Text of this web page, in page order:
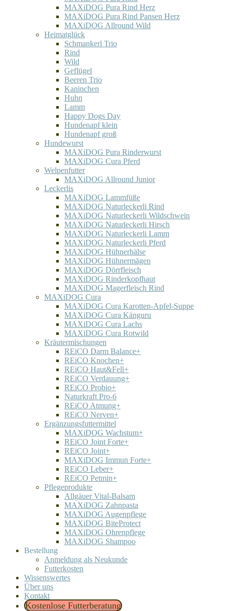
MAXiDOG Pura Rind Herz
MAXiDOG Pura Rind Pansen Herz
MAXiDOG Allround Wild
Heimatglück
Schmankerl Trio
Rind
Wild
Geflügel
Beeren Trio
Kaninchen
Huhn
Lamm
Happy Dogs Day
Hundenapf klein
Hundenapf groß
Hundewurst
MAXiDOG Pura Rinderwurst
MAXiDOG Cura Pferd
Welpenfutter
MAXiDOG Allround Junior
Leckerlis
MAXiDOG Lammfüße
MAXiDOG Naturleckerli Rind
MAXiDOG Naturleckerli Wildschwein
MAXiDOG Naturleckerli Hirsch
MAXiDOG Naturleckerli Lamm
MAXiDOG Naturleckerli Pferd
MAXiDOG Hühnerhälse
MAXiDOG Hühnermägen
MAXiDOG Dörrfleisch
MAXiDOG Rinderkopfhaut
MAXiDOG Magerfleisch Rind
MAXiDOG Cura
MAXiDOG Cura Karotten-Apfel-Suppe
MAXiDOG Cura Känguru
MAXiDOG Cura Lachs
MAXiDOG Cura Rotwild
Kräutermischungen
REiCO Darm Balance+
REiCO Knochen+
REiCO Haut&Fell+
REiCO Verdauung+
REiCO Probio+
Naturkraft Pro-6
REiCO Atmung+
REiCO Nerven+
Ergänzungsfuttermittel
MAXiDOG Wachstum+
REiCO Joint Forte+
REiCO Joint+
MAXiDOG Immun Forte+
REiCO Leber+
REiCO Petmin+
Pflegeprodukte
Allgäuer Vital-Balsam
MAXiDOG Zahnpasta
MAXiDOG Augenpflege
MAXiDOG BiteProtect
MAXiDOG Ohrenpflege
MAXiDOG Shampoo
Bestellung
Anmeldung als Neukunde
Futterkosten
Wissenswertes
Über uns
Kontakt
Kostenlose Futterberatung